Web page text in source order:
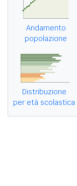
Andamento
popolazione
Distribuzione
per età scolastica